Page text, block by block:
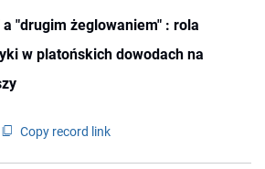
"drugim żeglowaniem" : rola
w platońskich dowodach na
Copy record link